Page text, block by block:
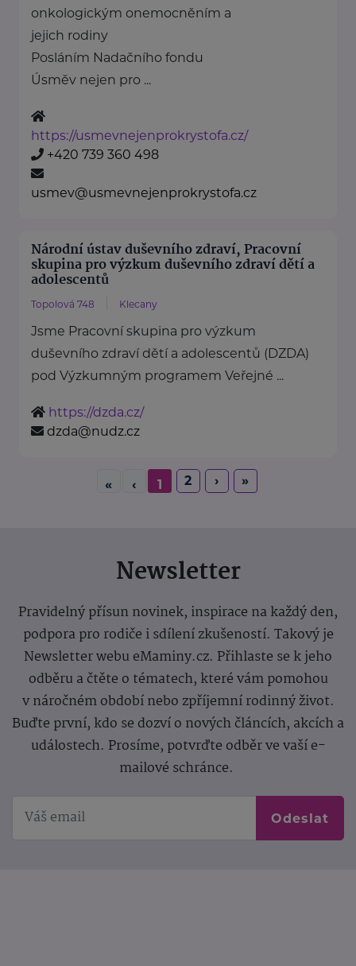
onkologickým onemocněním a
jejich rodiny
Posláním Nadačního fondu
Úsměv nejen pro ...
https://usmevnejenprokrystofa.cz/
+420 739 360 498
usmev@usmevnejenprokrystofa.cz
Národní ústav duševního zdraví, Pracovní
skupina pro výzkum duševního zdraví dětí a
adolescentů
Topolová 748 Klecany
Jsme Pracovní skupina pro výzkum
duševního zdraví dětí a adolescentů (DZDA)
pod Výzkumným programem Veřejné ...
https://dzda.cz/
dzda@nudz.cz
« ‹ 1 2 › »
Newsletter
Pravidelný přísun novinek, inspirace na každý den,
podpora pro rodiče i sdílení zkušeností. Takový je
Newsletter webu eMaminy.cz. Přihlaste se k jeho
odběru a čtěte o tématech, které vám pomohou
v náročném období nebo zpříjemní rodinný život.
Buďte první, kdo se dozví o nových článcích, akcích a
událostech. Prosíme, potvrďte odběr ve vaší e-
mailové schránce.
Odeslat